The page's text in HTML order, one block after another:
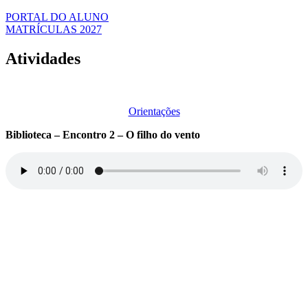
PORTAL DO ALUNO
MATRÍCULAS 2027
Atividades
Orientações
Biblioteca – Encontro 2 – O filho do vento